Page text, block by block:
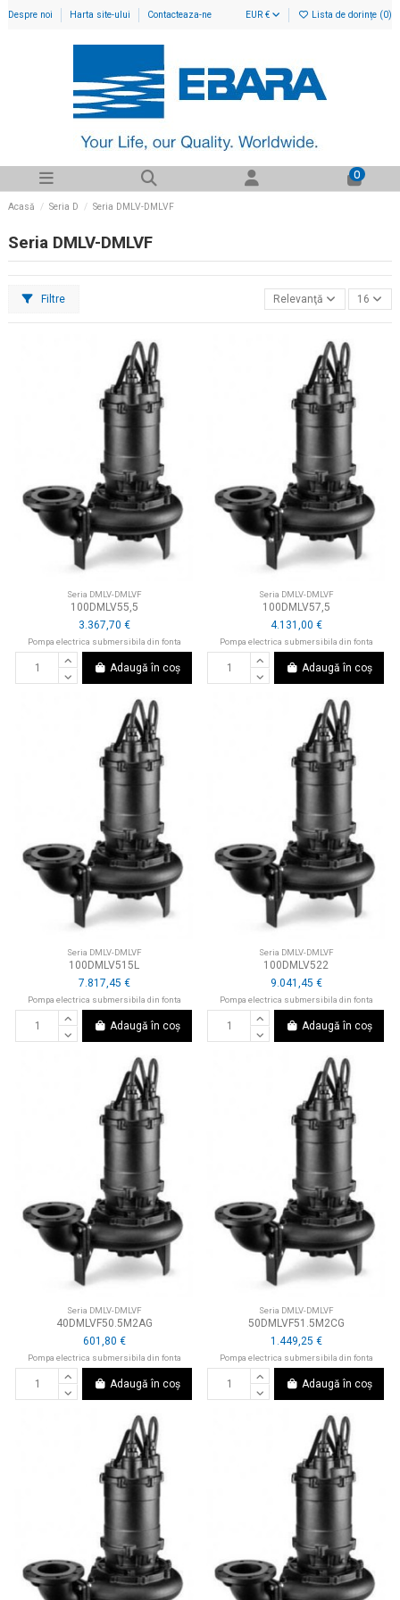
Despre noi Harta site-ului Contacteaza-ne EUR € Lista de dorințe (0)
0
Acasă Seria D Seria DMLV-DMLVF
Seria DMLV-DMLVF
Filtre Relevanţă 16
Seria DMLV-DMLVF
100DMLV55,5
3.367,70 €
Pompa electrica submersibila din fonta
Adaugă în coș
Seria DMLV-DMLVF
100DMLV57,5
4.131,00 €
Pompa electrica submersibila din fonta
Adaugă în coș
Seria DMLV-DMLVF
100DMLV515L
7.817,45 €
Pompa electrica submersibila din fonta
Adaugă în coș
Seria DMLV-DMLVF
100DMLV522
9.041,45 €
Pompa electrica submersibila din fonta
Adaugă în coș
Seria DMLV-DMLVF
40DMLVF50.5M2AG
601,80 €
Pompa electrica submersibila din fonta
Adaugă în coș
Seria DMLV-DMLVF
50DMLVF51.5M2CG
1.449,25 €
Pompa electrica submersibila din fonta
Adaugă în coș